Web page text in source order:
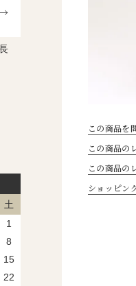
この商品を
この商品の
この商品の
ショッピン
土
1
8
15
22